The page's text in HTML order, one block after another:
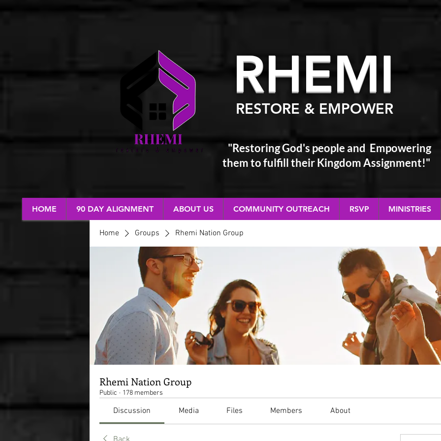
RHEMI
RESTORE & EMPOWER
"Restoring God's people and Empowering
themto fulfill their Kingdom Assignment!"
RESTORE & EMPOWER
HOME 90 DAY ALIGNMENT ABOUT US COMMUNITY OUTREACH RSVP MINISTRIES
Home Groups Rhemi Nation Group
Rhemi Nation Group
Public · 178 members
Discussion Media Files Members About